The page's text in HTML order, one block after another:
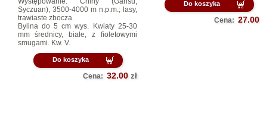
Syczuan), 3500-4000 m n.p.m.; lasy,
trawiaste zbocza.
Bylina do 5 cm wys. Kwiaty 25-30
mm średnicy, białe, z fioletowymi
smugami. Kw. V.
Do koszyka
Cena: 32.00 zł
Do koszyka
Cena: 27.00